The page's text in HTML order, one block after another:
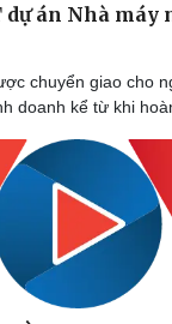
dự án Nhà máy
chuyển giao cho
doanh kể từ khi